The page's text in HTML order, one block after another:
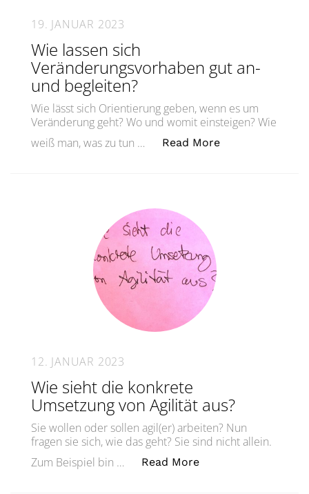
19. JANUAR 2023
Wie lassen sich
Veränderungsvorhaben gut an-
und begleiten?
Wie lässt sich Orientierung geben, wenn es um
Veränderung geht? Wo und womit einsteigen? Wie
weiß man, was zu tun …
Read More„Wie lassen
12. JANUAR 2023
Wie sieht die konkrete
Umsetzung von Agilität aus?
Sie wollen oder sollen agil(er) arbeiten? Nun
fragen sie sich, wie das geht? Sie sind nicht allein.
Zum Beispiel bin …
Read More„Wie sieht die